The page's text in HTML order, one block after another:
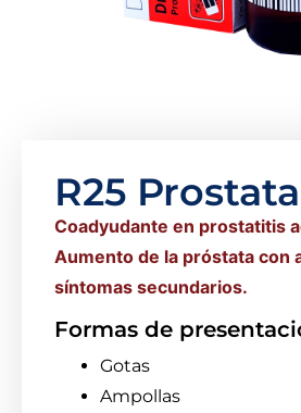
R25
Coadyudante en prostatitis
Aumento de la próstata con
síntomas secundarios.
Formas de
Gotas
Ampollas